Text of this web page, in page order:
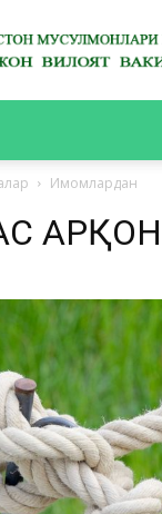
ВИЛОЯТ
Имомлардан
АРҚОН